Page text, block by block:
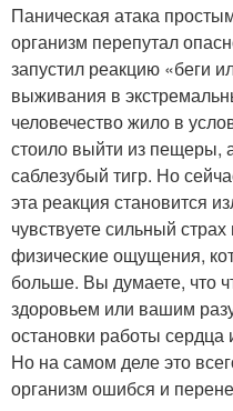
Паническая атака
организм перепутал
запустил реакцию «беги
выживания в
человечество жило в
стоило выйти из пещеры,
саблезубый тигр. Но
эта реакция становится
чувствуете сильный
физические ощущения,
больше. Вы думаете, что
здоровьем или вашим
остановки работы сердца
Но на самом деле это
организм ошибся и